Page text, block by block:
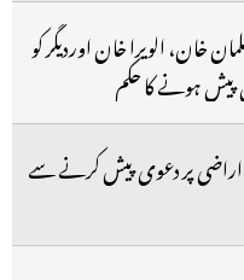
خان، الویرا خان اوردیگر کو
اراضی پر دعوی پیش کرنے سے